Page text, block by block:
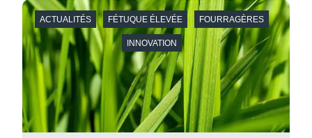
ACTUALITÉS FÉTUQUE ÉLEVÉE FOURRAGÈRES
INNOVATION